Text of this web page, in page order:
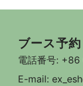
ブース予約
電話番号:
E-mail: